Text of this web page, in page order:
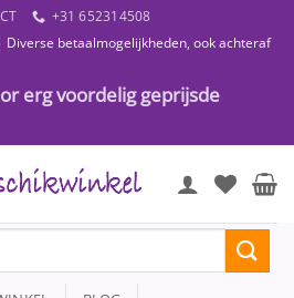
+31 652314508
betaalmogelijkheden, ook achteraf
erg voordelig geprijsde